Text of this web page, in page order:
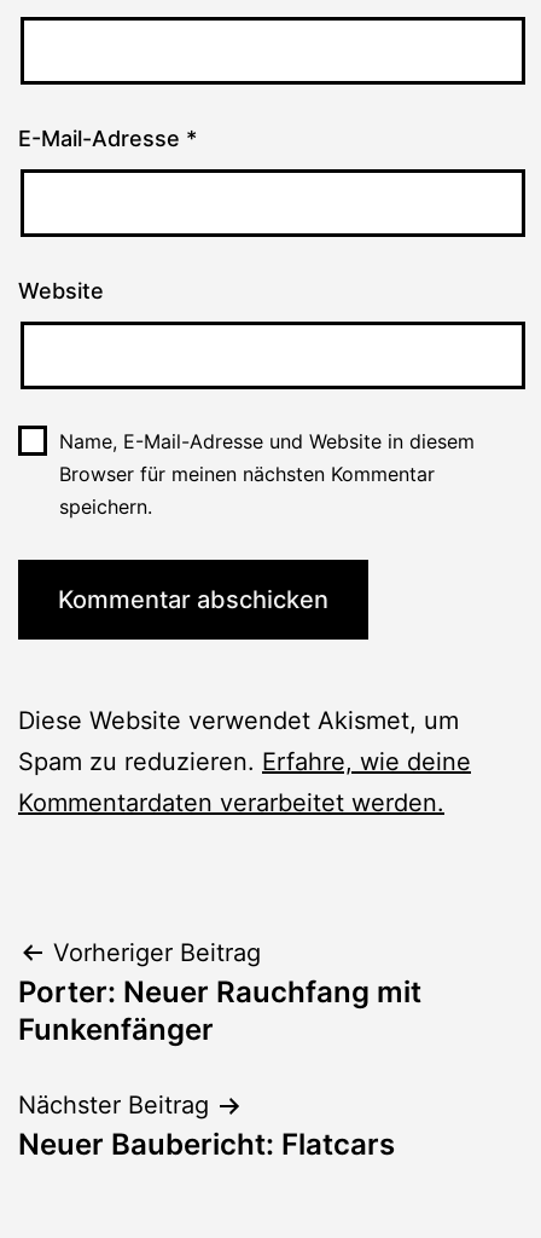
E-Mail-Adresse *
Website
Name, E-Mail-Adresse und Website in diesem
Browser für meinen nächsten Kommentar
speichern.
Diese Website verwendet Akismet, um
Spam zu reduzieren. Erfahre, wie deine
Kommentardaten verarbeitet werden.
Beitragsnavigation
Vorheriger Beitrag
Porter: Neuer Rauchfang mit
Funkenfänger
Nächster Beitrag
Neuer Baubericht: Flatcars